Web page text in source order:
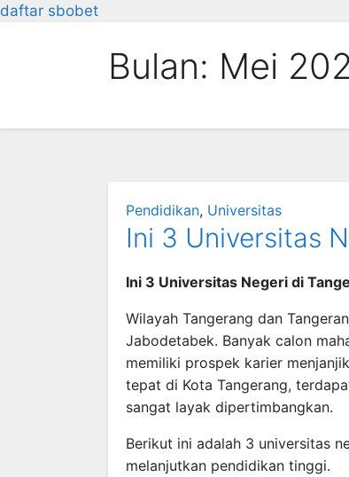
daftar sbobet
Bulan: Mei
Pendidikan, Universitas
Ini 3 Universitas
Ini 3 Universitas Negeri di
Wilayah Tangerang dan
Jabodetabek. Banyak calon
memiliki prospek karier
tepat di Kota Tangerang,
sangat layak dipertimbangkan.
Berikut ini adalah 3 universitas
melanjutkan pendidikan tinggi.